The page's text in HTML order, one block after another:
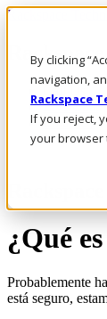
By clicking
navigation,
Rackspace
If you reject,
your browser
Rackspace
Call Us
Live Chat
Email Us
¿Qué
Probablemente
está seguro,